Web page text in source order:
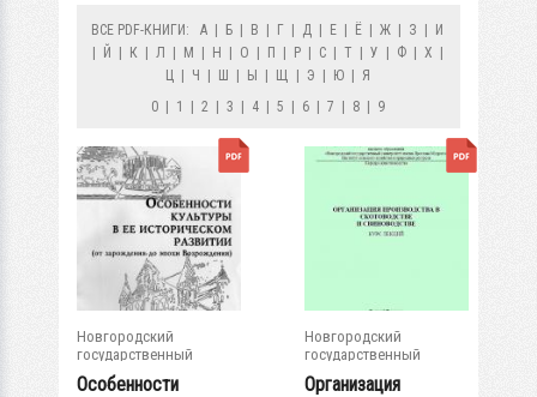
ВСЕ PDF-КНИГИ: А Б В Г Д Е Ё Ж З
И
Й К Л М Н О П Р С Т У Ф Х
Ц
Ч Ш Ы Щ Э Ю
Я
0
1 2 3 4 5 6 7 8 9
Новгородский
государственный
университет им. Яр....
Особенности
Новгородский
государственный
университет им. Яр....
Организация